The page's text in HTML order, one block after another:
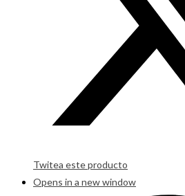
Twitea este producto
Opens in a new window